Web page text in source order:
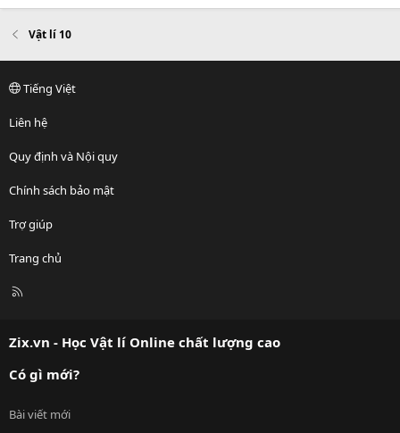
Vật lí 10
Tiếng Việt
Liên hệ
Quy định và Nội quy
Chính sách bảo mật
Trợ giúp
Trang chủ
R
Zix.vn - Học Vật lí Online chất lượng cao
Có gì mới?
Bài viết mới